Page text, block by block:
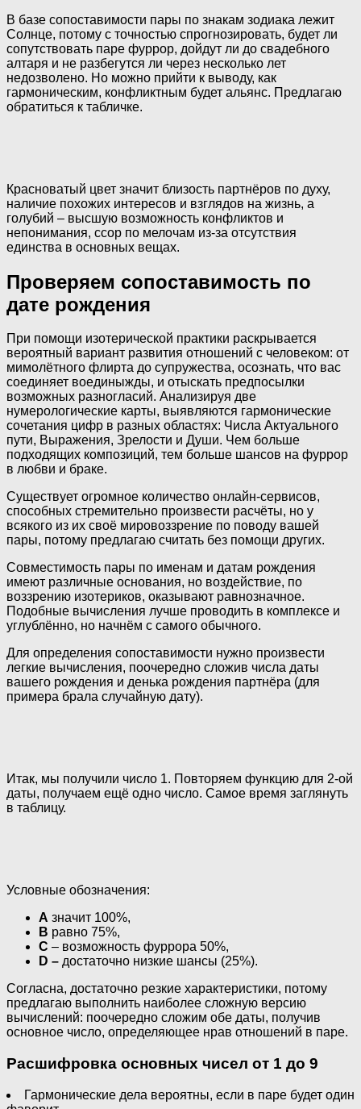
В базе сопоставимости пары по знакам зодиака лежит
Солнце, потому с точностью спрогнозировать, будет ли
сопутствовать паре фуррор, дойдут ли до свадебного
алтаря и не разбегутся ли через несколько лет
недозволено. Но можно прийти к выводу, как
гармоническим, конфликтным будет альянс. Предлагаю
обратиться к табличке.
Красноватый цвет значит близость партнёров по духу,
наличие похожих интересов и взглядов на жизнь, а
голубий – высшую возможность конфликтов и
непонимания, ссор по мелочам из-за отсутствия
единства в основных вещах.
Проверяем сопоставимость по
дате рождения
При помощи изотерической практики раскрывается
вероятный вариант развития отношений с человеком: от
мимолётного флирта до супружества, осознать, что вас
соединяет воединыжды, и отыскать предпосылки
возможных разногласий. Анализируя две
нумерологические карты, выявляются гармонические
сочетания цифр в разных областях: Числа Актуального
пути, Выражения, Зрелости и Души. Чем больше
подходящих композиций, тем больше шансов на фуррор
в любви и браке.
Существует огромное количество онлайн-сервисов,
способных стремительно произвести расчёты, но у
всякого из их своё мировоззрение по поводу вашей
пары, потому предлагаю считать без помощи других.
Совместимость пары по именам и датам рождения
имеют различные основания, но воздействие, по
воззрению изотериков, оказывают равнозначное.
Подобные вычисления лучше проводить в комплексе и
углублённо, но начнём с самого обычного.
Для определения сопоставимости нужно произвести
легкие вычисления, поочередно сложив числа даты
вашего рождения и денька рождения партнёра (для
примера брала случайную дату).
Итак, мы получили число 1. Повторяем функцию для 2-ой
даты, получаем ещё одно число. Самое время заглянуть
в таблицу.
Условные обозначения:
A значит 100%,
B равно 75%,
C – возможность фуррора 50%,
D – достаточно низкие шансы (25%).
Согласна, достаточно резкие характеристики, потому
предлагаю выполнить наиболее сложную версию
вычислений: поочередно сложим обе даты, получив
основное число, определяющее нрав отношений в паре.
Расшифровка основных чисел от 1 до 9
Гармонические дела вероятны, если в паре будет один